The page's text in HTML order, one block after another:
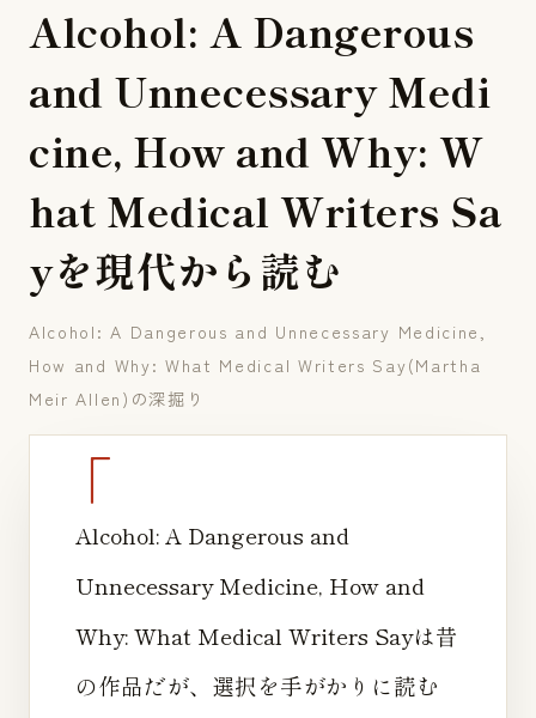
Alcohol: A Dangerous
and UnnecessaryMedi
cine, How andWhy: W
hat MedicalWriters Sa
yを現代か ら 読む
Alcohol: A Dangerous and Unnecessary Medicine,
How and Why: What Medical Writers Say(Martha
Meir Allen)の深掘り
Alcohol: A Dangerous and
Unnecessary Medicine, How and
Why: What Medical Writers Sayは昔
の作品だが、選択を手がかりに読む